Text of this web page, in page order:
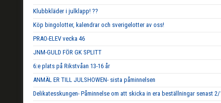
Klubbkläder i julklapp! ??
Köp bingolotter, kalendrar och sverigelotter av oss!
PRAO-ELEV vecka 46
JNM-GULD FÖR GK SPLITT
6:e plats på Rikstvåan 13-16 år
ANMÄL ER TILL JULSHOWEN- sista påminnelsen
Delikatesskungen- Påminnelse om att skicka in era beställningar senast 2/